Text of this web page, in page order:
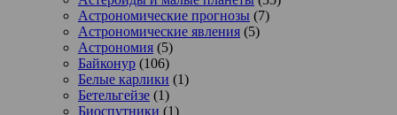
Астрономические прогнозы (7)
Астрономические явления (5)
Астрономия (5)
Байконур (106)
Белые карлики (1)
Бетельгейзе (1)
Биоспутники (1)